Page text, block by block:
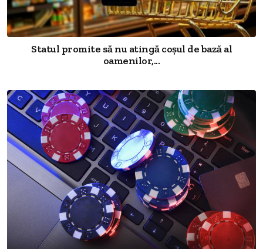
Statul promite să nu atingă coșul de bază al
oamenilor,...